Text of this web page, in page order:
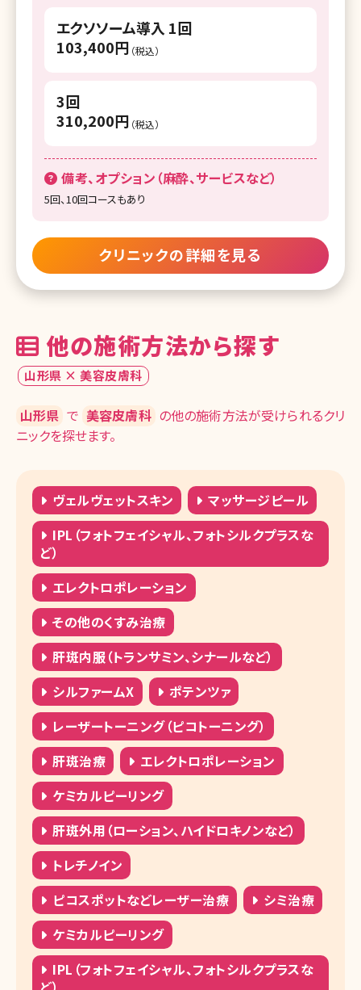
エクソソーム導入 1回
103,400円 （税込）
3回
310,200円 （税込）
備考、オプション（麻酔、サービスなど）
5回、10回コースもあり
クリニックの詳細を見る
他の施術方法から探す
山形県 × 美容皮膚科
山形県 で 美容皮膚科 の他の施術方法が受けられるクリ
ニックを探せます。
ヴェルヴェットスキン
マッサージピール
IPL（フォトフェイシャル、フォトシルクプラスな
ど）
エレクトロポレーション
その他のくすみ治療
肝斑内服（トランサミン、シナールなど）
シルファームX
ポテンツァ
レーザートーニング（ピコトーニング）
肝斑治療
エレクトロポレーション
ケミカルピーリング
肝斑外用（ローション、ハイドロキノンなど）
トレチノイン
ピコスポットなどレーザー治療
シミ治療
ケミカルピーリング
IPL（フォトフェイシャル、フォトシルクプラスな